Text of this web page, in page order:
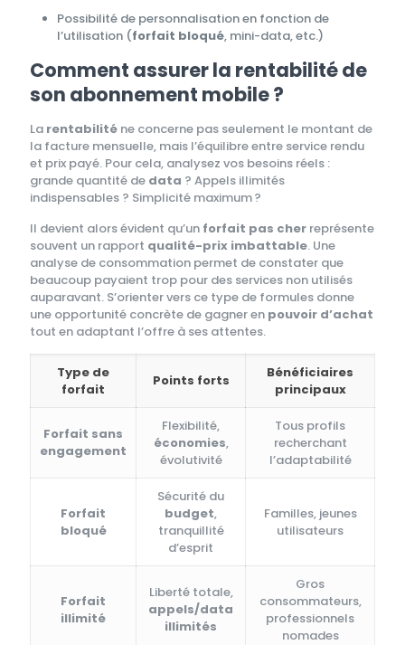
Possibilité de personnalisation en fonction de
l’utilisation (forfait bloqué, mini-data, etc.)
Comment assurer la rentabilité de
son abonnement mobile ?
La rentabilité ne concerne pas seulement le montant de
la facture mensuelle, mais l’équilibre entre service rendu
et prix payé. Pour cela, analysez vos besoins réels :
grande quantité de data ? Appels illimités
indispensables ? Simplicité maximum ?
Il devient alors évident qu’un forfait pas cher représente
souvent un rapport qualité-prix imbattable. Une
analyse de consommation permet de constater que
beaucoup payaient trop pour des services non utilisés
auparavant. S’orienter vers ce type de formules donne
une opportunité concrète de gagner en pouvoir d’achat
tout en adaptant l’offre à ses attentes.
Type de
forfait
Points forts
Bénéficiaires
principaux
Forfait sans
engagement
Flexibilité,
économies,
évolutivité
Tous profils
recherchant
l’adaptabilité
Forfait
bloqué
Sécurité du
budget,
tranquillité
d’esprit
Familles, jeunes
utilisateurs
Forfait
illimité
Liberté totale,
appels/data
illimités
Gros
consommateurs,
professionnels
nomades